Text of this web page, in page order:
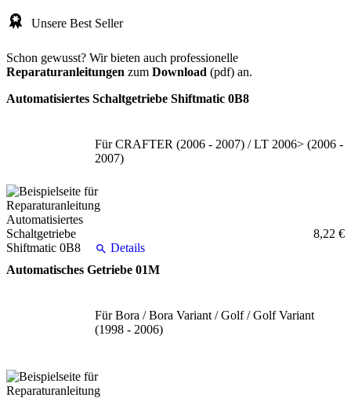
Unsere Best Seller
Schon gewusst? Wir bieten auch professionelle
Reparaturanleitungen zum Download (pdf) an.
Automatisiertes Schaltgetriebe Shiftmatic 0B8
Für CRAFTER (2006 - 2007) / LT 2006> (2006 -
2007)
8,22 €
Details
Automatisches Getriebe 01M
Für Bora / Bora Variant / Golf / Golf Variant
(1998 - 2006)